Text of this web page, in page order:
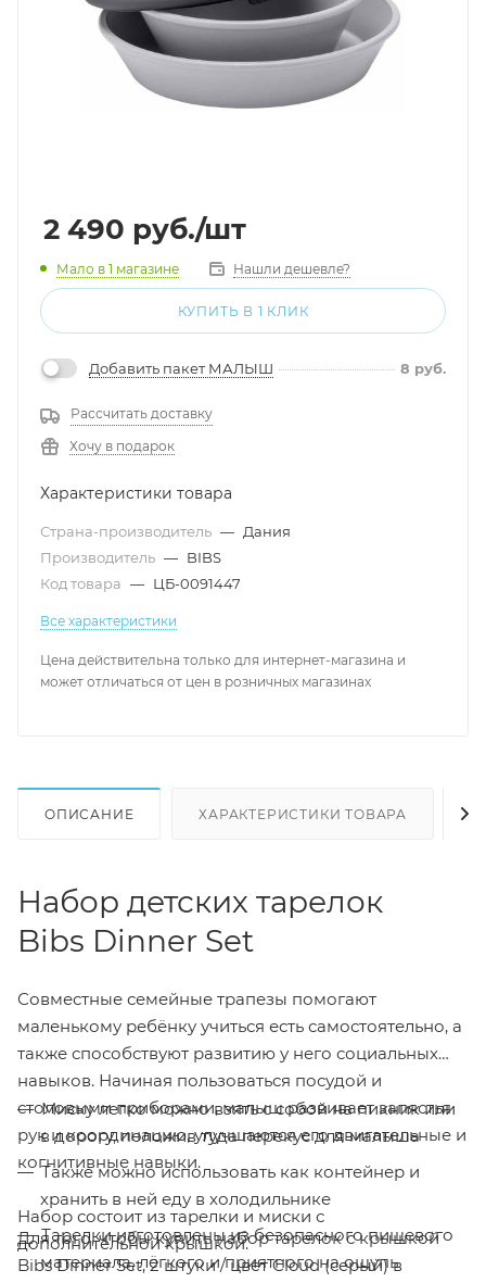
2 490 руб./шт
Мало в 1 магазине Нашли дешевле?
КУПИТЬ В 1 КЛИК
Добавить пакет МАЛЫШ 8 руб.
Рассчитать доставку
Хочу в подарок
Характеристики товара
Страна-производитель — Дания
Производитель — BIBS
Код товара — ЦБ-0091447
Все характеристики
Цена действительна только для интернет-магазина и
может отличаться от цен в розничных магазинах
ОПИСАНИЕ ХАРАКТЕРИСТИКИ ТОВАРА
Набор детских тарелок
Bibs Dinner Set
Совместные семейные трапезы помогают
маленькому ребёнку учиться есть самостоятельно, а
также способствуют развитию у него социальных
навыков. Начиная пользоваться посудой и
столовыми приборами, малыш развивает запястья
рук и координацию, улучшаются его двигательные и
когнитивные навыки.
Набор состоит из тарелки и миски с
дополнительной крышкой.
Миску легко можно взять с собой на пикник или
в дорогу, положив туда перекус для малыша
Также можно использовать как контейнер и
хранить в ней еду в холодильнике
Тарелки изготовлены из безопасного пищевого
материала, лёгкого и приятного на ощупь
Для того, чтобы купить набор тарелок с крышкой
Bibs Dinner Set, 2 штуки / цвет Cloud (серый) в